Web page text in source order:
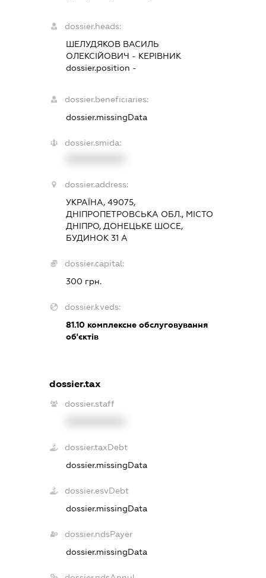
dossier.heads:
ШЕЛУДЯКОВ ВАСИЛЬ
ОЛЕКСІЙОВИЧ - КЕРІВНИК
dossier.position -
dossier.beneficiaries:
dossier.missingData
dossier.smida:
dossier.address:
УКРАЇНА, 49075,
ДНІПРОПЕТРОВСЬКА ОБЛ., МІСТО
ДНІПРО, ДОНЕЦЬКЕ ШОСЕ,
БУДИНОК 31 А
dossier.capital:
300 грн.
dossier.kveds:
81.10комплексне обслуговування
об'єктів
dossier.tax
dossier.staff
dossier.taxDebt
dossier.missingData
dossier.esvDebt
dossier.missingData
dossier.ndsPayer
dossier.missingData